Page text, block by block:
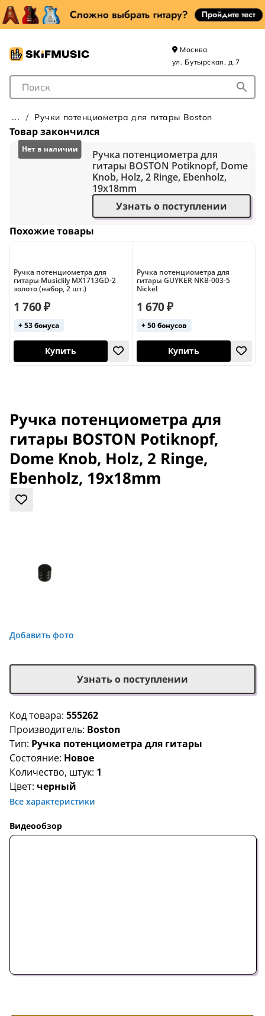
Поле для Поиска
Москва
ул. Бутырская, д.7
Ручки потенциометра для гитары Boston
Товар закончился
Ручка потенциометра для
гитары BOSTON Potiknopf, Dome
Knob, Holz, 2 Ringe, Ebenholz,
19x18mm
Узнать о поступлении
Похожие товары
Ручка потенциометра для
гитары Musiclily MX1713GD-2
золото (набор, 2 шт.)
1 760 ₽
+ 53 бонуса
Ручка потенциометра для
гитары GUYKER NKB-003-5
Nickel
1 670 ₽
+ 50 бонусов
Ручка потенциометра для
гитары BOSTON Potiknopf,
Dome Knob, Holz, 2 Ringe,
Ebenholz, 19x18mm
Добавить фото
Код товара: 555262
Производитель: Boston
Тип: Ручка потенциометра для гитары
Состояние: Новое
Количество, штук: 1
Цвет: черный
Все характеристики
Видеообзор
Узнать о поступлении